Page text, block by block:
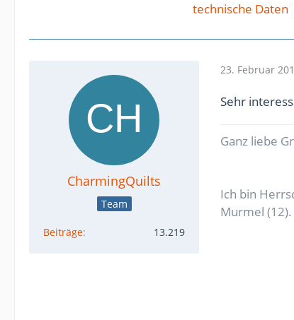
technische Daten
CharmingQuilts
Team
Beiträge 13.219
23. Februar
Sehr
Ganz liebe
Ich bin
Murmel